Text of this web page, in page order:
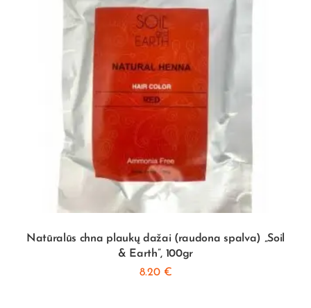
Natūralūs chna plaukų dažai (raudona spalva) „Soil
& Earth”, 100gr
8.20 €